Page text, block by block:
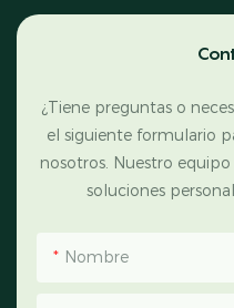
¿Tiene preguntas o
el siguiente formulario
nosotros. Nuestro
soluciones
Nombre